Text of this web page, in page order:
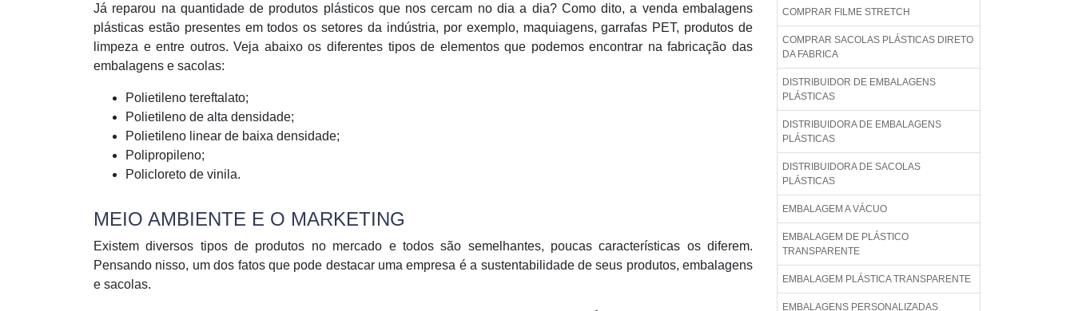
Já reparou na quantidade de produtos plásticos que nos cercam no dia a dia? Como dito, a venda embalagens
plásticas estão presentes em todos os setores da indústria, por exemplo, maquiagens, garrafas PET, produtos de
limpeza e entre outros. Veja abaixo os diferentes tipos de elementos que podemos encontrar na fabricação das
embalagens e sacolas:
Polietileno tereftalato;
Polietileno de alta densidade;
Polietileno linear de baixa densidade;
Polipropileno;
Policloreto de vinila.
MEIO AMBIENTE E O MARKETING
Existem diversos tipos de produtos no mercado e todos são semelhantes, poucas características os diferem.
Pensando nisso, um dos fatos que pode destacar uma empresa é a sustentabilidade de seus produtos, embalagens
e sacolas.
COMPRAR FILME STRETCH
COMPRAR SACOLAS PLÁSTICAS DIRETO
DA FABRICA
DISTRIBUIDOR DE EMBALAGENS
PLÁSTICAS
DISTRIBUIDORA DE EMBALAGENS
PLÁSTICAS
DISTRIBUIDORA DE SACOLAS
PLÁSTICAS
EMBALAGEM A VÁCUO
EMBALAGEM DE PLÁSTICO
TRANSPARENTE
EMBALAGEM PLÁSTICA TRANSPARENTE
EMBALAGENS PERSONALIZADAS